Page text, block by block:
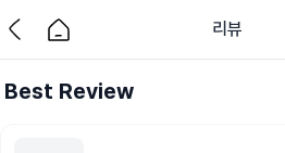
리뷰
Best Review